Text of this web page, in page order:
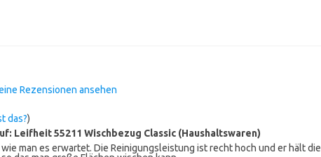
Rezensionen ansehen
das?)
Leifheit 55211 Wischbezug Classic (Haushaltswaren)
man es erwartet. Die Reinigungsleistung ist recht hoch und er hält die